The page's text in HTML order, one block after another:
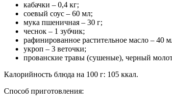
кабачки – 0,4 кг;
соевый соус – 60 мл;
мука пшеничная – 30 г;
чеснок – 1 зубчик;
рафинированное растительное масло – 40
укроп – 3 веточки;
прованские травы (сушеные), черный
Калорийность блюда на 100 г: 105 ккал.
Способ приготовления: